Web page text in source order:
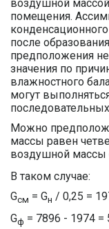
воздушной
помещения.
после
предположения
значения по
влажностного
могут
Можно
массы равен
воздушной массы
В таком случае:
Gсм = Gн / 0,25 =
Gф = 7896 - 1974 =